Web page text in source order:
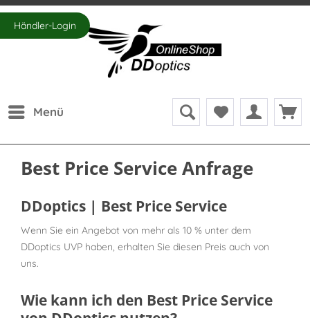
Händler-Login
Menü
Best Price Service Anfrage
DDoptics | Best Price Service
Wenn Sie ein Angebot von mehr als 10 % unter dem
DDoptics UVP haben, erhalten Sie diesen Preis auch von
uns.
Wie kann ich den Best Price Service